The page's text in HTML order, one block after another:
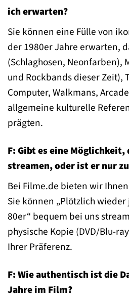
ich erwarten?
Sie können eine Fülle von
der 1980er Jahre erwarten,
(Schlaghosen, Neonfarben),
und Rockbands dieser Zeit),
Computer, Walkmans,
allgemeine kulturelle
prägten.
F: Gibt es eine Möglichkeit,
streamen, oder ist er nur
Bei Filme.de bieten wir
Sie können „Plötzlich
80er“ bequem bei uns
physische Kopie (DVD/Blu-
Ihrer Präferenz.
F: Wie authentisch ist die
Jahre im Film?